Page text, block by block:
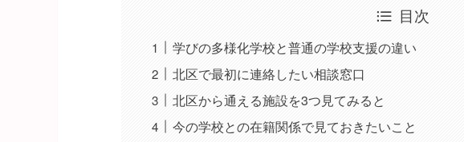
目次
学びの多様化学校と普通の学校支援の違い
北区で最初に連絡したい相談窓口
北区から通える施設を3つ見てみると
今の学校との在籍関係で見ておきたいこと